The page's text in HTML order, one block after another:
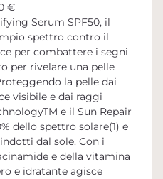
€
Serum SPF50, il
spettro contro il
per combattere i segni
per rivelare una pelle
la pelle dai
visibile e dai raggi
e il Sun Repair
dello spettro solare(1) e
dal sole. Con i
e della vitamina
e idratante agisce